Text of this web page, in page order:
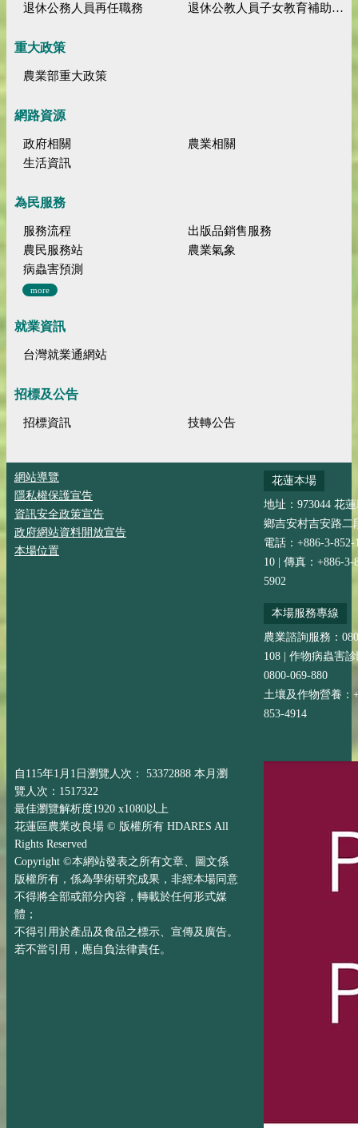
退休公務人員再任職務
退休公教人員子女教育補助規定
重大政策
農業部重大政策
網路資源
政府相關
農業相關
生活資訊
為民服務
服務流程
出版品銷售服務
農民服務站
農業氣象
病蟲害預測
more
就業資訊
台灣就業通網站
招標及公告
招標資訊 技轉公告
網站導覽
隱私權保護宣告
資訊安全政策宣告
政府網站資料開放宣告
本場位置
花蓮本場
地址：973044 花
鄉吉安村吉安路二
電話：+886-3-852-
10 | 傳真：+886-3-
5902
本場服務專線
農業諮詢服務：
108 | 作物病蟲害
0800-069-880
土壤及作物營養：
853-4914
自115年1月1日瀏覽人次： 53372888 本月瀏
覽人次：1517322
最佳瀏覽解析度1920 x1080以上
花蓮區農業改良場 © 版權所有 HDARES All
Rights Reserved
Copyright ©本網站發表之所有文章、圖文係
版權所有，係為學術研究成果，非經本場同意
不得將全部或部分內容，轉載於任何形式媒
體；
不得引用於產品及食品之標示、宣傳及廣告。
若不當引用，應自負法律責任。